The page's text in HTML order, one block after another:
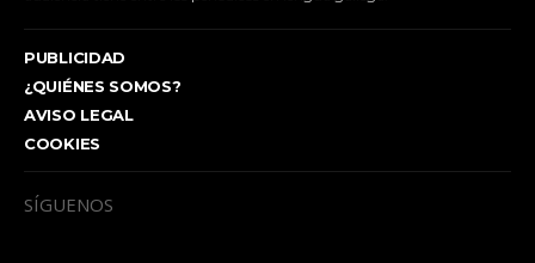
PUBLICIDAD
¿QUIÉNES SOMOS?
AVISO LEGAL
COOKIES
SÍGUENOS